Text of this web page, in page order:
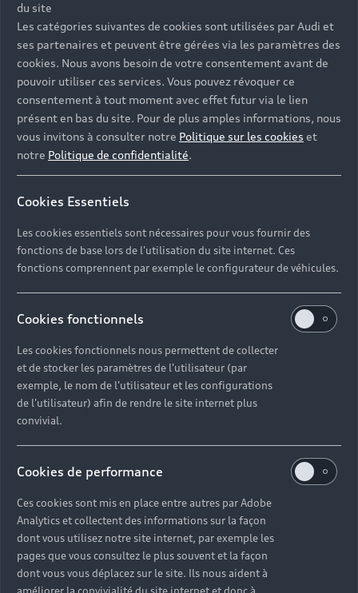
du site
Les catégories suivantes de cookies sont utilisées par Audi et
ses partenaires et peuvent être gérées via les paramètres des
cookies. Nous avons besoin de votre consentement avant de
pouvoir utiliser ces services. Vous pouvez révoquer ce
consentement à tout moment avec effet futur via le lien
présent en bas du site. Pour de plus amples informations, nous
vous invitons à consulter notre Politique sur les cookies et
notre Politique de confidentialité.
Cookies Essentiels
Les cookies essentiels sont nécessaires pour vous fournir des
fonctions de base lors de l'utilisation du site internet. Ces
fonctions comprennent par exemple le configurateur de véhicules.
Cookies fonctionnels
Les cookies fonctionnels nous permettent de collecter
et de stocker les paramètres de l'utilisateur (par
exemple, le nom de l'utilisateur et les configurations
de l'utilisateur) afin de rendre le site internet plus
convivial.
Cookies de performance
Ces cookies sont mis en place entre autres par Adobe
Analytics et collectent des informations sur la façon
dont vous utilisez notre site internet, par exemple les
pages que vous consultez le plus souvent et la façon
dont vous vous déplacez sur le site. Ils nous aident à